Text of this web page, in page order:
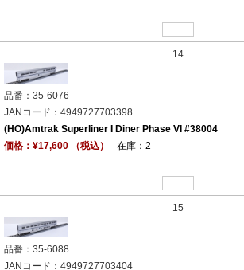
14
品番：35-6076
JANコード：4949727703398
(HO)Amtrak Superliner I Diner Phase VI #38004
価格：¥17,600 （税込）
在庫：2
15
品番：35-6088
JANコード：4949727703404